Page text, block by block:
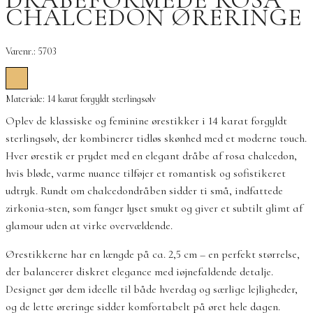
CHALCEDON ØRERINGE
Varenr.: 5703
Materiale: 14 karat forgyldt sterlingsølv
Oplev de klassiske og feminine ørestikker i 14 karat forgyldt
sterlingsølv, der kombinerer tidløs skønhed med et moderne touch.
Hver ørestik er prydet med en elegant dråbe af rosa chalcedon,
hvis bløde, varme nuance tilføjer et romantisk og sofistikeret
udtryk. Rundt om chalcedondråben sidder ti små, indfattede
zirkonia-sten, som fanger lyset smukt og giver et subtilt glimt af
glamour uden at virke overvældende.
Ørestikkerne har en længde på ca. 2,5 cm – en perfekt størrelse,
der balancerer diskret elegance med iøjnefaldende detalje.
Designet gør dem ideelle til både hverdag og særlige lejligheder,
og de lette øreringe sidder komfortabelt på øret hele dagen.